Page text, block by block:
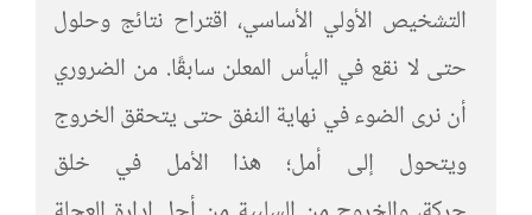
التشخيص الأولي الأساسي، اقتراح نتائج وحلول
حتى لا نقع في اليأس المعلن سابقًا. من الضروري
أن نرى الضوء في نهاية النفق حتى يتحقق الخروج
ويتحول إلى أمل؛ هذا الأمل في خلق